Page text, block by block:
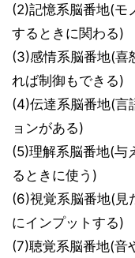
(2)記憶系脳番地(モ
するときに関わる)
(3)感情系脳番地(喜
れば制御もできる)
(4)伝達系脳番地(言
ョンがある)
(5)理解系脳番地(与
るときに使う)
(6)視覚系脳番地(見
にインプットする)
(7)聴覚系脳番地(音